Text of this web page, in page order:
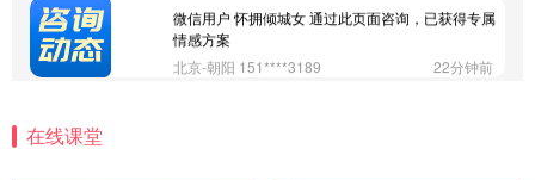
微信用户 怀拥倾城女 通过此页面咨询，已获得专属
情感方案
北京-朝阳 151****3189
22分钟前
在线课堂